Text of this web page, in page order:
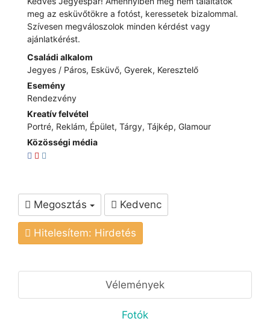
meg az esküvőtökre a fotóst, keressetek bizalommal.
Szívesen megváloszolok minden kérdést vagy
ajánlatkérést.
Családi alkalom
Jegyes / Páros, Esküvő, Gyerek, Keresztelő
Esemény
Rendezvény
Kreatív felvétel
Portré, Reklám, Épület, Tárgy, Tájkép, Glamour
Közösségi média
Megosztás Kedvenc
Hitelesítem: Hirdetés
Vélemények
Fotók